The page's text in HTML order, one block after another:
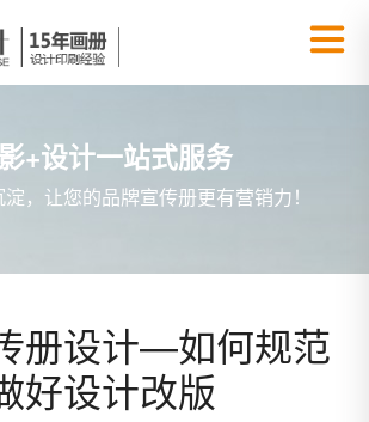
+设计一站式服务
，让您的品牌宣传册更有营销力！
册设计—如何规范
好设计改版